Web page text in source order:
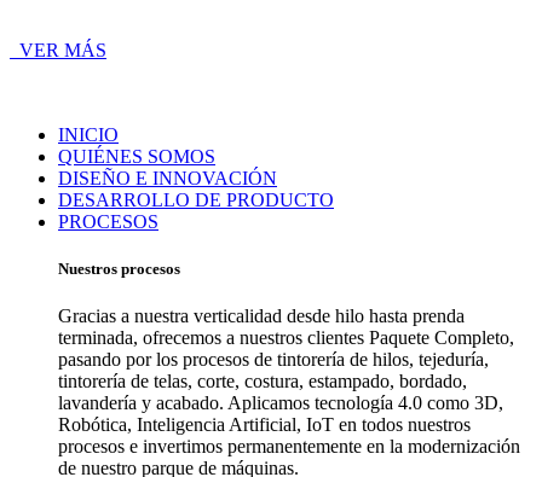
VER MÁS
INICIO
QUIÉNES SOMOS
DISEÑO E INNOVACIÓN
DESARROLLO DE PRODUCTO
PROCESOS
Nuestros procesos
Gracias a nuestra verticalidad desde hilo hasta prenda
terminada, ofrecemos a nuestros clientes Paquete Completo,
pasando por los procesos de tintorería de hilos, tejeduría,
tintorería de telas, corte, costura, estampado, bordado,
lavandería y acabado. Aplicamos tecnología 4.0 como 3D,
Robótica, Inteligencia Artificial, IoT en todos nuestros
procesos e invertimos permanentemente en la modernización
de nuestro parque de máquinas.